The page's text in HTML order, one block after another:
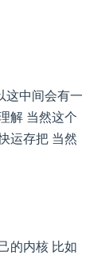
这中间会有一
解 当然这个
运存把 当然
的内核 比如